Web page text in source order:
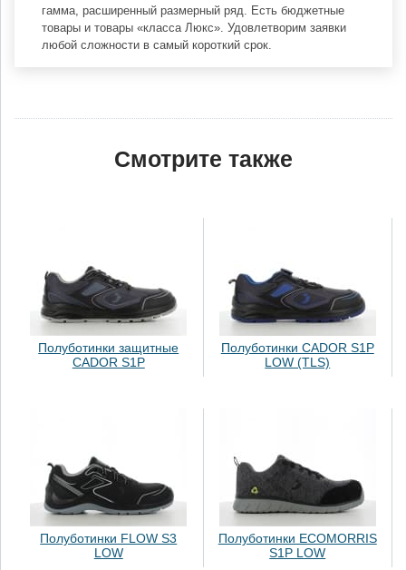
гамма, расширенный размерный ряд. Есть бюджетные
товары и товары «класса Люкс». Удовлетворим заявки
любой сложности в самый короткий срок.
Смотрите также
Полуботинки защитные
CADOR S1P
Полуботинки CADOR S1P
LOW (TLS)
Полуботинки FLOW S3
LOW
Полуботинки ECOMORRIS
S1P LOW